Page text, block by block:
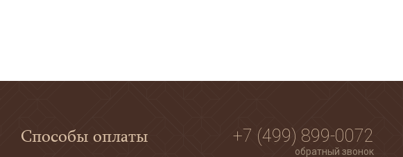
Способы оплаты +7 (499) 899-0072
обратный звонок